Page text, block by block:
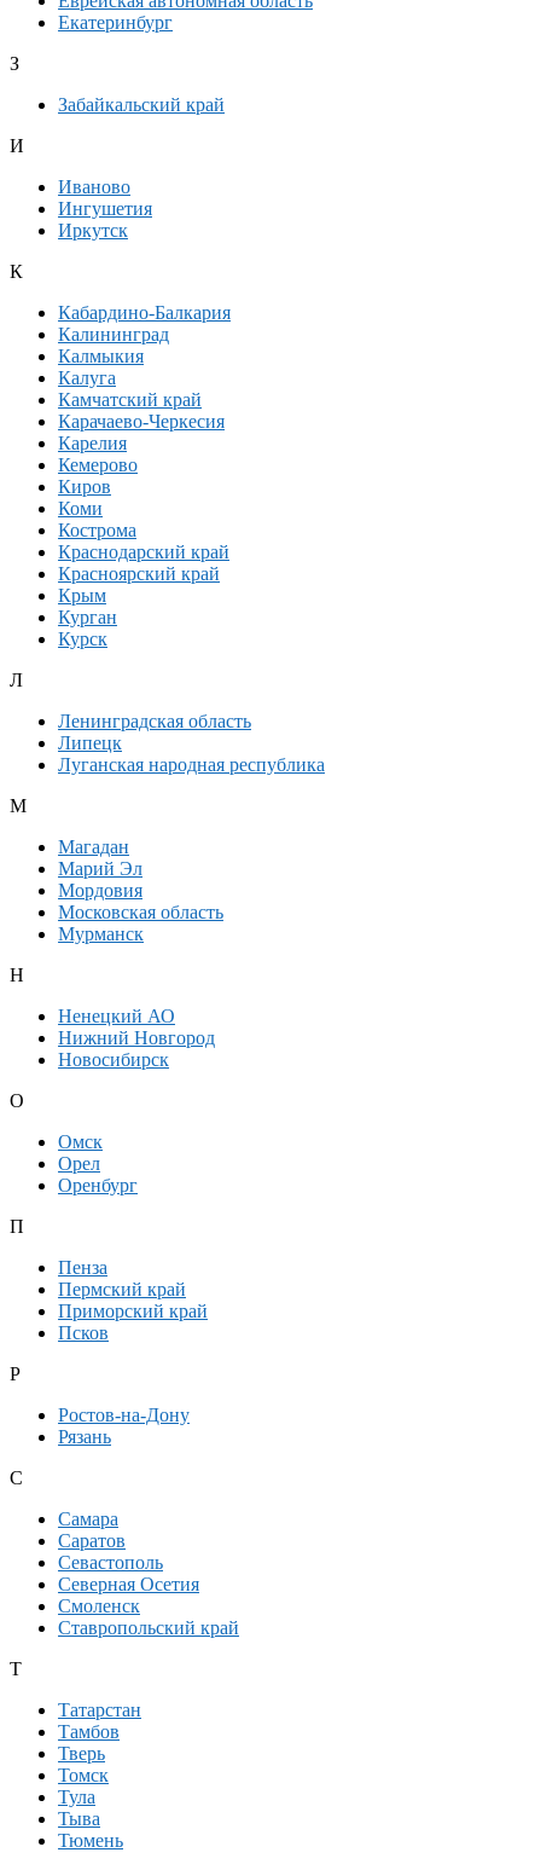
Екатеринбург
З
Забайкальский край
И
Иваново
Ингушетия
Иркутск
К
Кабардино-Балкария
Калининград
Калмыкия
Калуга
Камчатский край
Карачаево-Черкесия
Карелия
Кемерово
Киров
Коми
Кострома
Краснодарский край
Красноярский край
Крым
Курган
Курск
Л
Ленинградская область
Липецк
Луганская народная республика
М
Магадан
Марий Эл
Мордовия
Московская область
Мурманск
Н
Ненецкий АО
Нижний Новгород
Новосибирск
О
Омск
Орел
Оренбург
П
Пенза
Пермский край
Приморский край
Псков
Р
Ростов-на-Дону
Рязань
С
Самара
Саратов
Севастополь
Северная Осетия
Смоленск
Ставропольский край
Т
Татарстан
Тамбов
Тверь
Томск
Тула
Тыва
Тюмень